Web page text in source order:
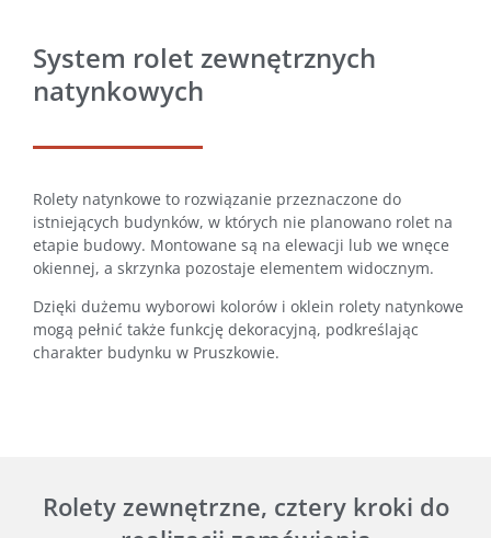
System rolet zewnętrznych
natynkowych
Rolety natynkowe to rozwiązanie przeznaczone do
istniejących budynków, w których nie planowano rolet na
etapie budowy. Montowane są na elewacji lub we wnęce
okiennej, a skrzynka pozostaje elementem widocznym.
Dzięki dużemu wyborowi kolorów i oklein rolety natynkowe
mogą pełnić także funkcję dekoracyjną, podkreślając
charakter budynku w Pruszkowie.
Rolety zewnętrzne, cztery kroki do